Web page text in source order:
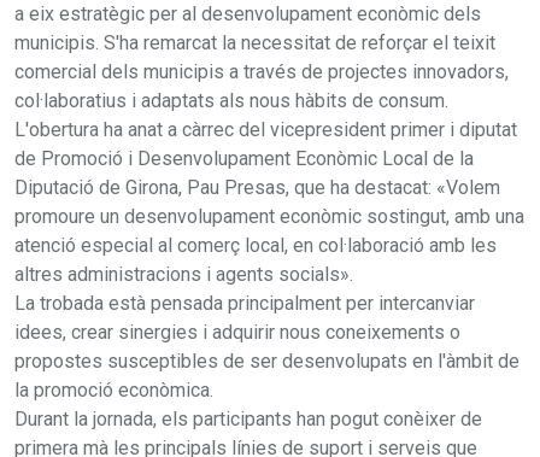
a eix estratègic per al desenvolupament econòmic dels
municipis. S'ha remarcat la necessitat de reforçar el teixit
comercial dels municipis a través de projectes innovadors,
col·laboratius i adaptats als nous hàbits de consum.
L'obertura ha anat a càrrec del vicepresident primer i diputat
de Promoció i Desenvolupament Econòmic Local de la
Diputació de Girona, Pau Presas, que ha destacat: «Volem
promoure un desenvolupament econòmic sostingut, amb una
atenció especial al comerç local, en col·laboració amb les
altres administracions i agents socials».
La trobada està pensada principalment per intercanviar
idees, crear sinergies i adquirir nous coneixements o
propostes susceptibles de ser desenvolupats en l'àmbit de
la promoció econòmica.
Durant la jornada, els participants han pogut conèixer de
primera mà les principals línies de suport i serveis que